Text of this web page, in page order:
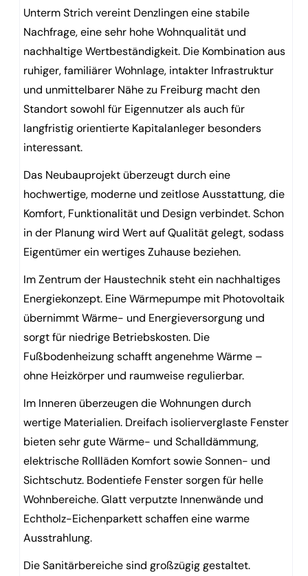
Unterm Strich vereint Denzlingen eine stabile
Nachfrage, eine sehr hohe Wohnqualität und
nachhaltige Wertbeständigkeit. Die Kombination aus
ruhiger, familiärer Wohnlage, intakter Infrastruktur
und unmittelbarer Nähe zu Freiburg macht den
Standort sowohl für Eigennutzer als auch für
langfristig orientierte Kapitalanleger besonders
interessant.
Das Neubauprojekt überzeugt durch eine
hochwertige, moderne und zeitlose Ausstattung, die
Komfort, Funktionalität und Design verbindet. Schon
in der Planung wird Wert auf Qualität gelegt, sodass
Eigentümer ein wertiges Zuhause beziehen.
Im Zentrum der Haustechnik steht ein nachhaltiges
Energiekonzept. Eine Wärmepumpe mit Photovoltaik
übernimmt Wärme- und Energieversorgung und
sorgt für niedrige Betriebskosten. Die
Fußbodenheizung schafft angenehme Wärme –
ohne Heizkörper und raumweise regulierbar.
Im Inneren überzeugen die Wohnungen durch
wertige Materialien. Dreifach isolierverglaste Fenster
bieten sehr gute Wärme- und Schalldämmung,
elektrische Rollläden Komfort sowie Sonnen- und
Sichtschutz. Bodentiefe Fenster sorgen für helle
Wohnbereiche. Glatt verputzte Innenwände und
Echtholz-Eichenparkett schaffen eine warme
Ausstrahlung.
Die Sanitärbereiche sind großzügig gestaltet.